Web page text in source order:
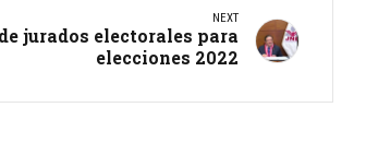
NEXT
jurados electorales para
elecciones 2022